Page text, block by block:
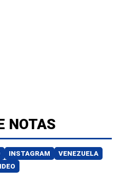
NOTAS
INSTAGRAM
VENEZUELA